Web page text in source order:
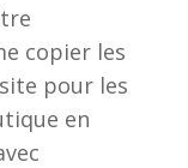
copier les
pour les
en